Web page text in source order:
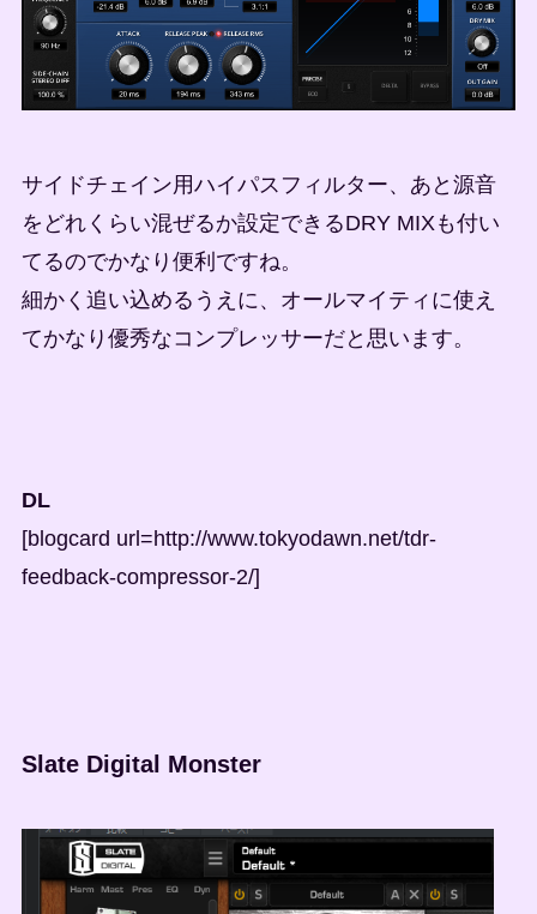
サイドチェイン用ハイパスフィルター、あと源音
をどれくらい混ぜるか設定できるDRY MIXも付い
てるのでかなり便利ですね。
細かく追い込めるうえに、オールマイティに使え
てかなり優秀なコンプレッサーだと思います。
DL
[blogcard url=http://www.tokyodawn.net/tdr-
feedback-compressor-2/]
Slate Digital Monster